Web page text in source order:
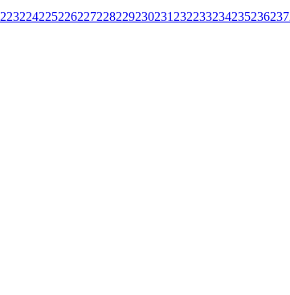
223224225226227228229230231 232233234235236237